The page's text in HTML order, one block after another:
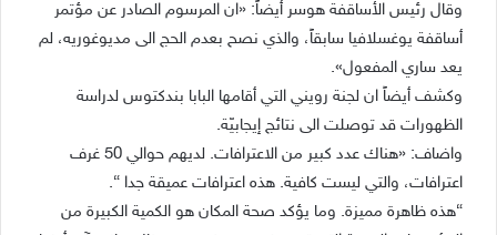
وقال رئيس الأساقفة هوسر أيضاً: «ان المرسوم الصادر عن مؤتمر
أساقفة يوغسلافيا سابقاً، والذي نصح بعدم الحج الى مديوغوريه، لم
يعد ساري المفعول».
وكشف أيضاً ان لجنة رويني التي أقامها البابا بندكتوس لدراسة
الظهورات قد توصلت الى نتائج إيجابيّة.
واضاف: «هناك عدد كبير من الاعترافات. لديهم حوالي 50 غرف
اعترافات، والتي ليست كافية. هذه اعترافات عميقة جدا “.
“هذه ظاهرة مميزة. وما يؤكد صحة المكان هو الكمية الكبيرة من